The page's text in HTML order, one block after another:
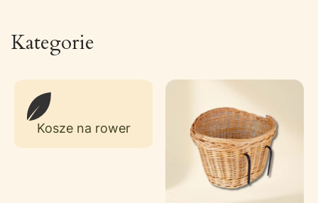
Kategorie
Kosze na rower